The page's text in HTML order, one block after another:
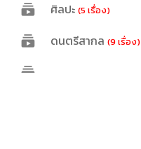
ศิลปะ (5 เรื่อง)
ดนตรีสากล (9 เรื่อง)